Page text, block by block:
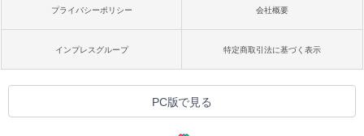
プライバシーポリシー 会社概要
インプレスグループ 特定商取引法に基づく表示
PC版で見る